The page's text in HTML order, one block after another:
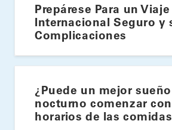
Prepárese Para un Viaje
Internacional Seguro y
Complicaciones
¿Puede un mejor sueño
nocturno comenzar
horarios de las